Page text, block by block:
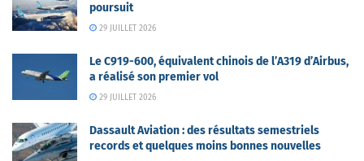
poursuit
29 JUILLET 2026
Le C919-600, équivalent chinois de l’A319 d’Airbus,
a réalisé son premier vol
29 JUILLET 2026
Dassault Aviation : des résultats semestriels
records et quelques moins bonnes nouvelles